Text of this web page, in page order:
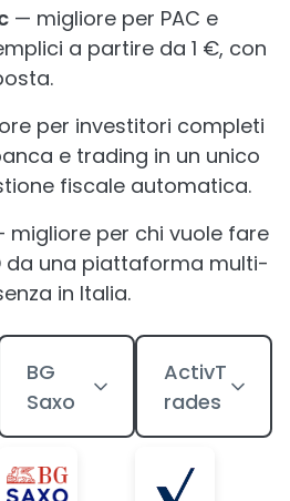
— migliore per PAC e
a partire da 1 €, con
per investitori completi
e trading in un unico
fiscale automatica.
migliore per chi vuole fare
da una piattaforma multi-
in Italia.
BG
Saxo
ActivT
rades